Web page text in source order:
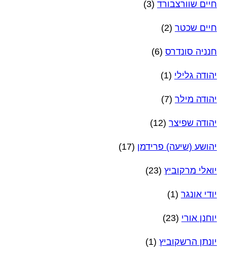
חיים שוורצבורד (3)
חיים שכטר (2)
חנניה סונדרס (6)
יהודה גלילי (1)
יהודה מילר (7)
יהודה שפיצר (12)
יהושע (שיעה) פרידמן (17)
יואלי מרקוביץ (23)
יודי אונגר (1)
יוחנן אורי (23)
יונתן הרשקוביץ (1)